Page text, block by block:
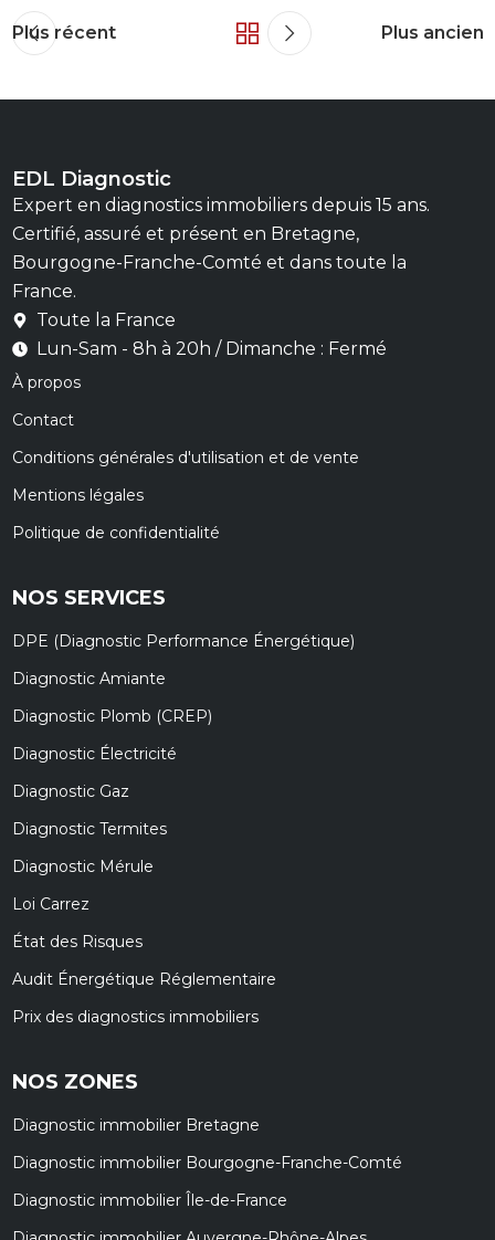
Plus récent Plus ancien
EDL Diagnostic
Expert en diagnostics immobiliers depuis 15 ans.
Certifié, assuré et présent en Bretagne,
Bourgogne-Franche-Comté et dans toute la
France.
Toute la France
Lun-Sam - 8h à 20h / Dimanche : Fermé
À propos
Contact
Conditions générales d'utilisation et de vente
Mentions légales
Politique de confidentialité
NOS SERVICES
DPE (Diagnostic Performance Énergétique)
Diagnostic Amiante
Diagnostic Plomb (CREP)
Diagnostic Électricité
Diagnostic Gaz
Diagnostic Termites
Diagnostic Mérule
Loi Carrez
État des Risques
Audit Énergétique Réglementaire
Prix des diagnostics immobiliers
NOS ZONES
Diagnostic immobilier Bretagne
Diagnostic immobilier Bourgogne-Franche-Comté
Diagnostic immobilier Île-de-France